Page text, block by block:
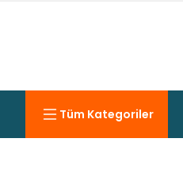
Tüm Kategoriler